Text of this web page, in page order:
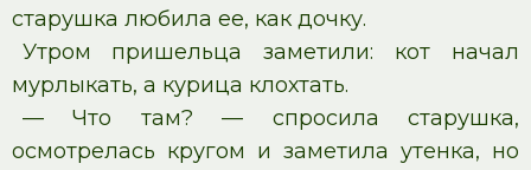
старушка любила ее, как дочку.
Утром пришельца заметили: кот начал
мурлыкать, а курица клохтать.
— Что там? — спросила старушка,
осмотрелась кругом и заметила утенка, но